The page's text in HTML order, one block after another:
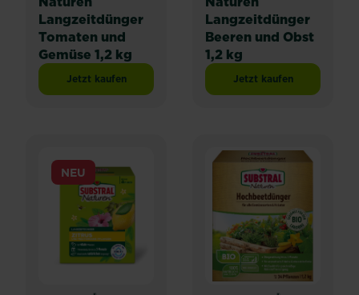
Langzeitdünger
Tomaten und
Gemüse 1,2 kg
Jetzt kaufenSubstral® Naturen® Langzeitdünger Tomaten und
Langzeitdünger
Beeren und Obst
1,2 kg
Jetzt kaufenSubstral® Naturen®
NEU